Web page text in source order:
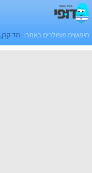
חיפושים פופולרים באתר: חד קרן,